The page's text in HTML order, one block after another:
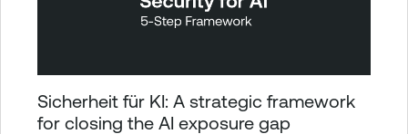
Sicherheit für KI: A strategic framework
for closing the AI exposure gap